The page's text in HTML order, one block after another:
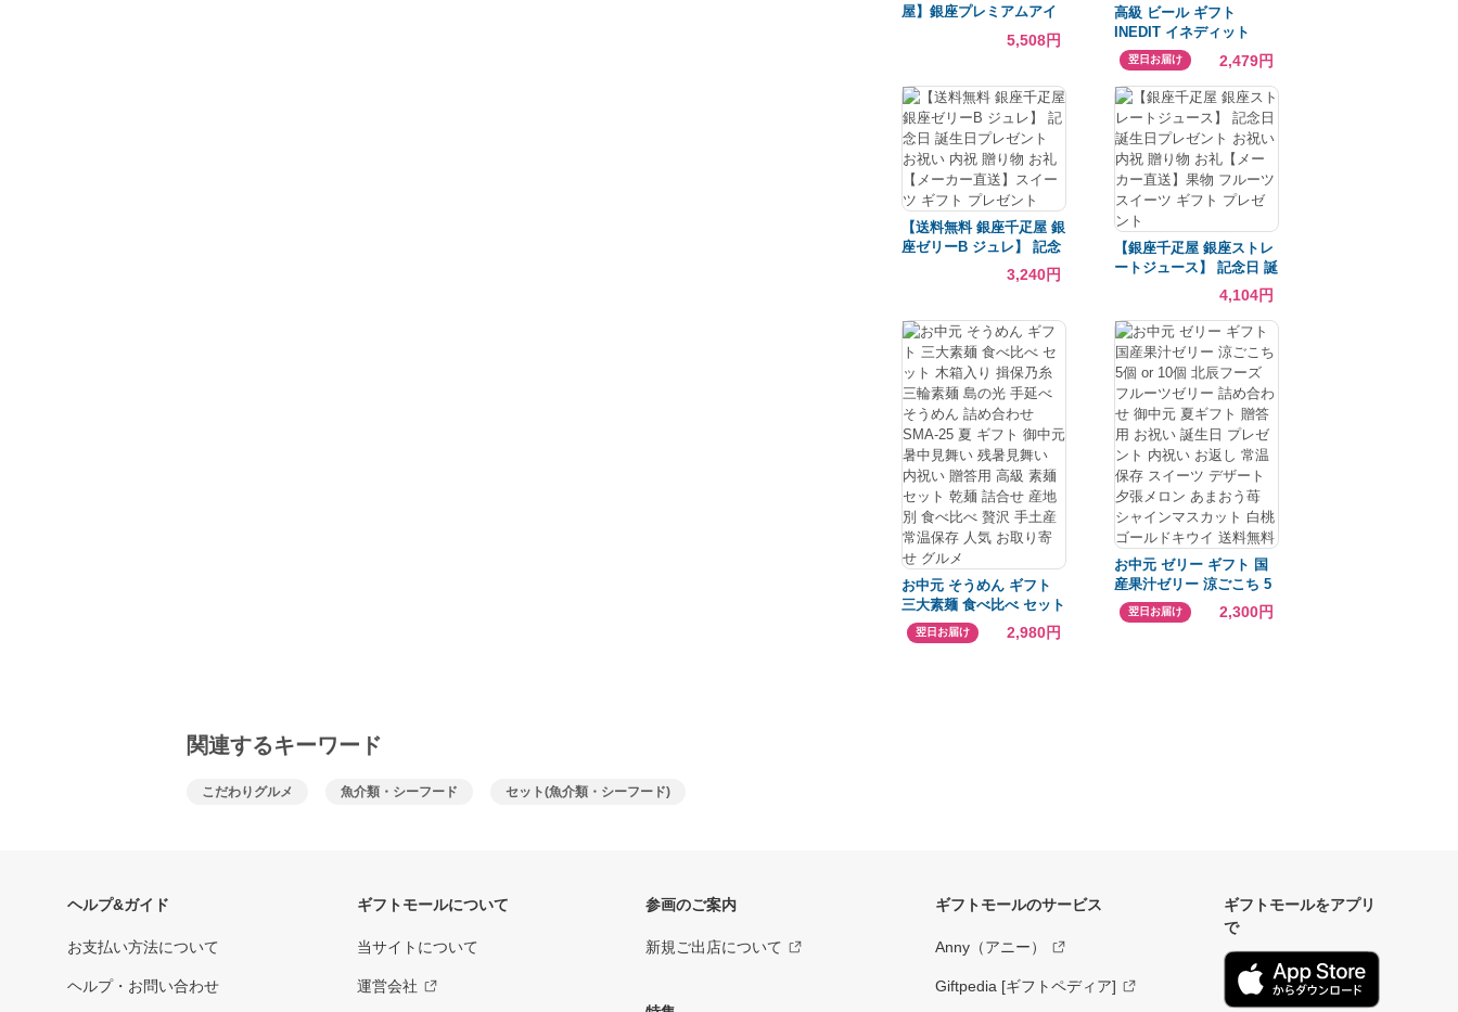
屋】銀座プレミアムアイ
ス＆ソルベ アイスクリー
ム 記念日 誕生日プレゼン
礼 メーカー直送 スイーツ
ギフト プレゼント
5,508円
高級 ビール ギフト
INEDIT イネディット
750ml （クリアGIFT
BOX・手提げ袋） ロゼ
おしゃれ スペイン 世界の
ビール 海外ビール 白ビー
ル 贈り物 記念日 お祝い
プレゼント DAMM社 ビー
ルギフト
翌日お届け 2,479円
【送料無料 銀座千疋屋 銀
座ゼリーB ジュレ】 記念
日 誕生日プレゼント お祝
い 内祝 贈り物 お礼【メ
フト プレゼント
3,240円
【銀座千疋屋 銀座ストレ
ートジュース】 記念日 誕
生日プレゼント お祝い 内
祝 贈り物 お礼【メーカー
直送】果物 フルーツ スイ
ーツ ギフト プレゼント
4,104円
お中元 そうめん ギフト
三大素麺 食べ比べ セット
木箱入り 揖保乃糸 三輪素
麺 島の光 手延べそうめん
翌日お届け 2,980円
お中元 ゼリー ギフト 国
産果汁ゼリー 涼ごこち 5
個 or 10個 北辰フーズ フ
ルーツゼリー 詰め合わせ
翌日お届け 2,300円
関連するキーワード
こだわりグルメ 魚介類・シーフード セット(魚介類・シーフード)
ヘルプ&ガイド
お支払い方法について
ヘルプ・お問い合わせ
ギフトモールについて
当サイトについて
運営会社
参画のご案内
新規ご出店について
ギフトモールのサービス
Anny（アニー）
Giftpedia [ギフトペディア]
ギフトモールをアプリ
で